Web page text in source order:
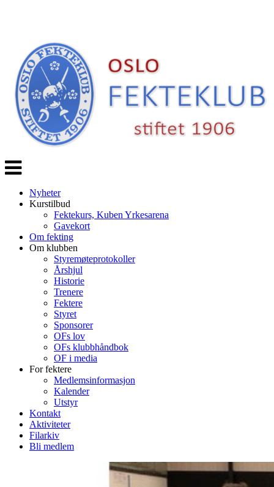
Veksle
navigasjon
Nyheter
Kurstilbud
Fektekurs, Kuben Yrkesarena
Gavekort
Om fekting
Om klubben
Styremøteprotokoller
Årshjul
Historie
Trenere
Fektere
Styret
Sponsorer
OFs lov
OFs klubbhåndbok
OF i media
For fektere
Medlemsinformasjon
Kalender
Utstyr
Kontakt
Aktiviteter
Filarkiv
Bli medlem